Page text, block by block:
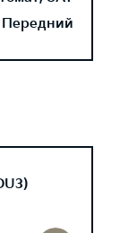
Передний